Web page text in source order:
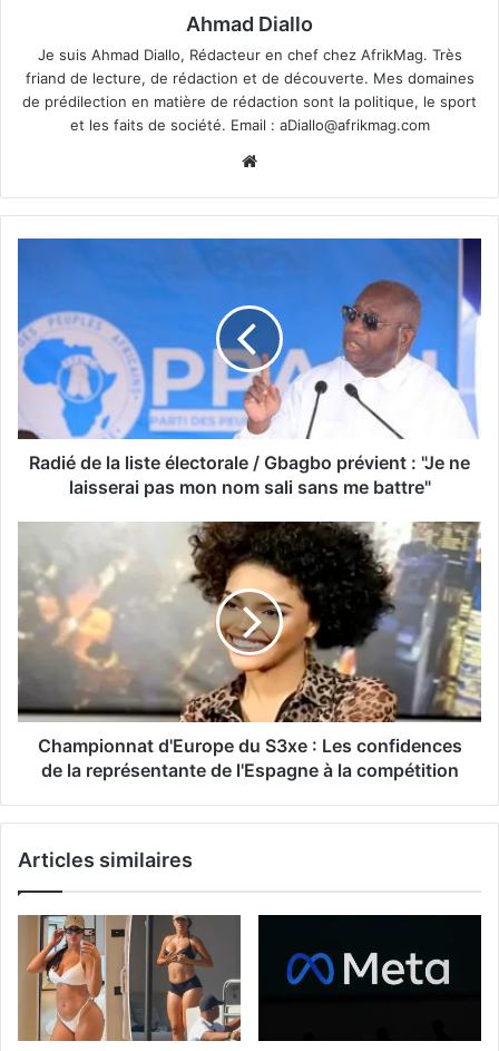
Ahmad Diallo
Je suis Ahmad Diallo, Rédacteur en chef chez AfrikMag. Très
friand de lecture, de rédaction et de découverte. Mes domaines
de prédilection en matière de rédaction sont la politique, le sport
et les faits de société. Email : aDiallo@afrikmag.com
Radié de la liste électorale / Gbagbo prévient : "Je ne
laisserai pas mon nom sali sans me battre"
Championnat d'Europe du S3xe : Les confidences
de la représentante de l'Espagne à la compétition
Articles similaires